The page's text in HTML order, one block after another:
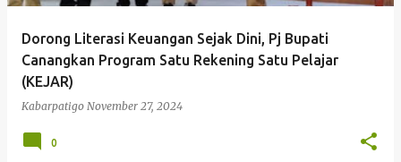
Dorong Literasi Keuangan Sejak Dini, Pj Bupati
Canangkan Program Satu Rekening Satu Pelajar
(KEJAR)
Kabarpatigo November 27, 2024
0